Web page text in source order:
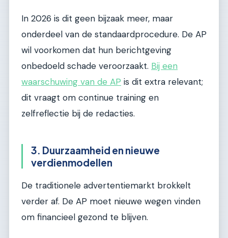
In 2026 is dit geen bijzaak meer, maar
onderdeel van de standaardprocedure. De AP
wil voorkomen dat hun berichtgeving
onbedoeld schade veroorzaakt. Bij een
waarschuwing van de AP is dit extra relevant;
dit vraagt om continue training en
zelfreflectie bij de redacties.
3. Duurzaamheid en nieuwe
verdienmodellen
De traditionele advertentiemarkt brokkelt
verder af. De AP moet nieuwe wegen vinden
om financieel gezond te blijven.